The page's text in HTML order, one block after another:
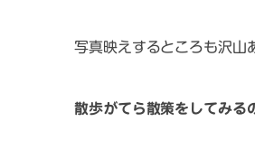
写真映えするところも沢山
散歩がてら散策をしてみる